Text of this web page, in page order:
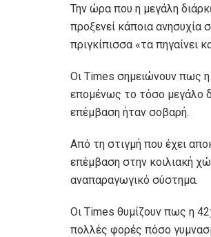
Την ώρα που η μεγάλη
προξενεί κάποια
πριγκίπισσα «τα πηγαίνει
Οι Times σημειώνουν πως η
επομένως το τόσο μεγάλο
επέμβαση ήταν σοβαρή.
Από τη στιγμή που έχει
επέμβαση στην κοιλιακή
αναπαραγωγικό σύστημα.
Οι Times θυμίζουν πως η
πολλές φορές πόσο